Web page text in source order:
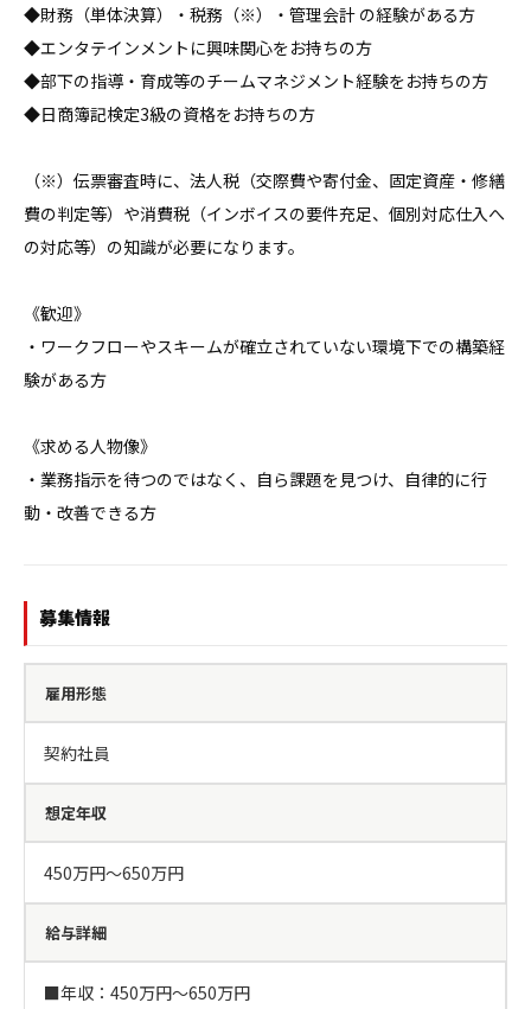
◆財務（単体決算）・税務（※）・管理会計 の経験がある方
◆エンタテインメントに興味関心をお持ちの方
◆部下の指導・育成等のチームマネジメント経験をお持ちの方
◆日商簿記検定3級の資格をお持ちの方
（※）伝票審査時に、法人税（交際費や寄付金、固定資産・修繕
費の判定等）や消費税（インボイスの要件充足、個別対応仕入へ
の対応等）の知識が必要になります。
《歓迎》
・ワークフローやスキームが確立されていない環境下での構築経
験がある方
《求める人物像》
・業務指示を待つのではなく、自ら課題を見つけ、自律的に行
動・改善できる方
募集情報
雇用形態
契約社員
想定年収
450万円〜650万円
給与詳細
■年収：450万円～650万円